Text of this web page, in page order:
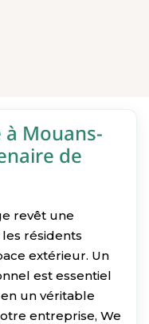
Mouans-
de
revêt une
résidents
extérieur. Un
est essentiel
un véritable
entreprise, We